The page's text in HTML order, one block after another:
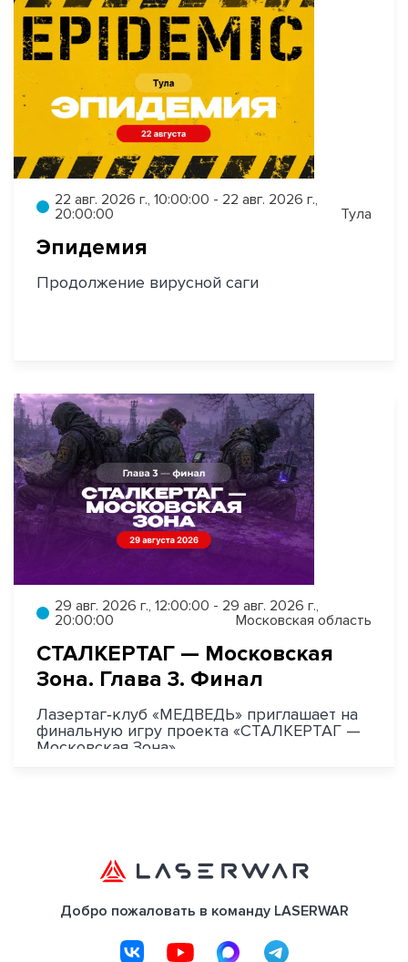
22 авг. 2026 г., 10:00:00 - 22 авг. 2026 г.,
20:00:00
Тула
Эпидемия
Продолжение вирусной саги
29 авг. 2026 г., 12:00:00 - 29 авг. 2026 г.,
20:00:00
Московская область
СТАЛКЕРТАГ — Московская
Зона. Глава 3. Финал
Лазертаг‑клуб «МЕДВЕДЬ» приглашает на
финальную игру проекта «СТАЛКЕРТАГ —
Московская Зона».
Добро пожаловать в команду LASERWAR